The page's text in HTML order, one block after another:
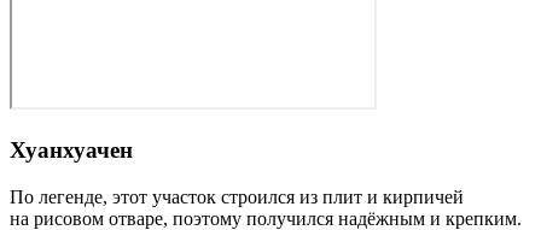
Хуанхуачен
По легенде, этот участок строился из плит и кирпичей
на рисовом отваре, поэтому получился надёжным и крепким.